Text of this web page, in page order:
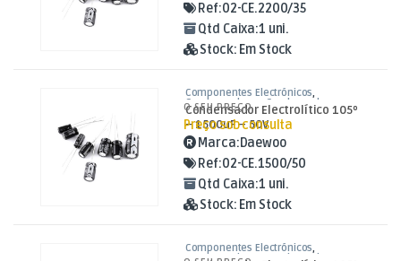
Ref:02-CE.2200/35
Qtd Caixa:1 uni.
Stock: Em Stock
Componentes Electrónicos,
Condensadores
Condensadores
Electrolíticos
Condensador Electrolítico 105º
– 1500uF – 50V
O SEU PREÇO
Preço sob consulta
Marca:Daewoo
Ref:02-CE.1500/50
Qtd Caixa:1 uni.
Stock: Em Stock
Componentes Electrónicos,
Condensadores
Condensadores